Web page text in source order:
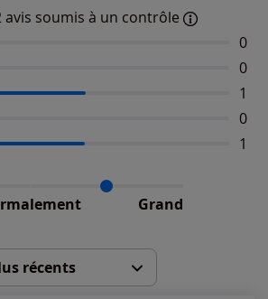
avis soumis à un contrôle
0
0
1
0
1
Grand
selon les avis clients
récents